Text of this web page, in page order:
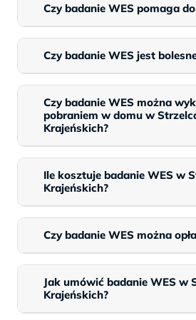
Czy badanie WES pomaga
Czy badanie WES jest
Czy badanie WES można
pobraniem w domu w
Krajeńskich?
Ile kosztuje badanie WES w
Krajeńskich?
Czy badanie WES można
Jak umówić badanie WES w
Krajeńskich?